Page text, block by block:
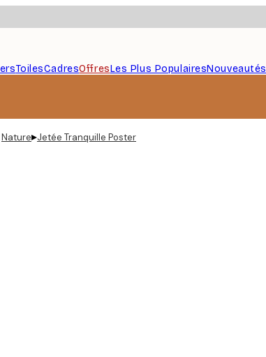
ToilesCadresOffresLes Plus PopulairesNouveautés
Nature▸Jetée Tranquille Poster